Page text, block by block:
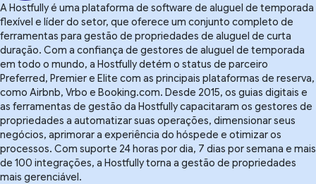
A Hostfully é uma plataforma de software de aluguel de temporada
flexível e líder do setor, que oferece um conjunto completo de
ferramentas para gestão de propriedades de aluguel de curta
duração. Com a confiança de gestores de aluguel de temporada
em todo o mundo, a Hostfully detém o status de parceiro
Preferred, Premier e Elite com as principais plataformas de reserva,
como Airbnb, Vrbo e Booking.com. Desde 2015, os guias digitais e
as ferramentas de gestão da Hostfully capacitaram os gestores de
propriedades a automatizar suas operações, dimensionar seus
negócios, aprimorar a experiência do hóspede e otimizar os
processos. Com suporte 24 horas por dia, 7 dias por semana e mais
de 100 integrações, a Hostfully torna a gestão de propriedades
mais gerenciável.